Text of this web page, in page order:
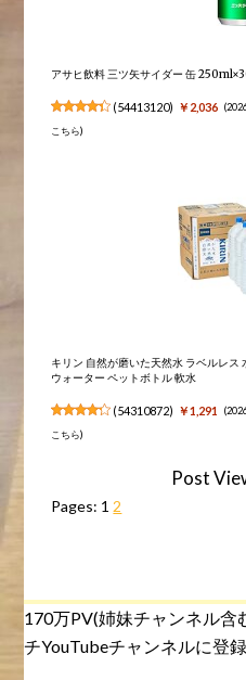
アサヒ飲料 三ツ矢サイダー 缶
(54413120) ￥2,036
こちら)
キリン 自然が磨いた天然水 ラベルレス
ウォーター ペットボトル 軟水
(54310872) ￥1,291
こちら)
Post
Pages: 1 2